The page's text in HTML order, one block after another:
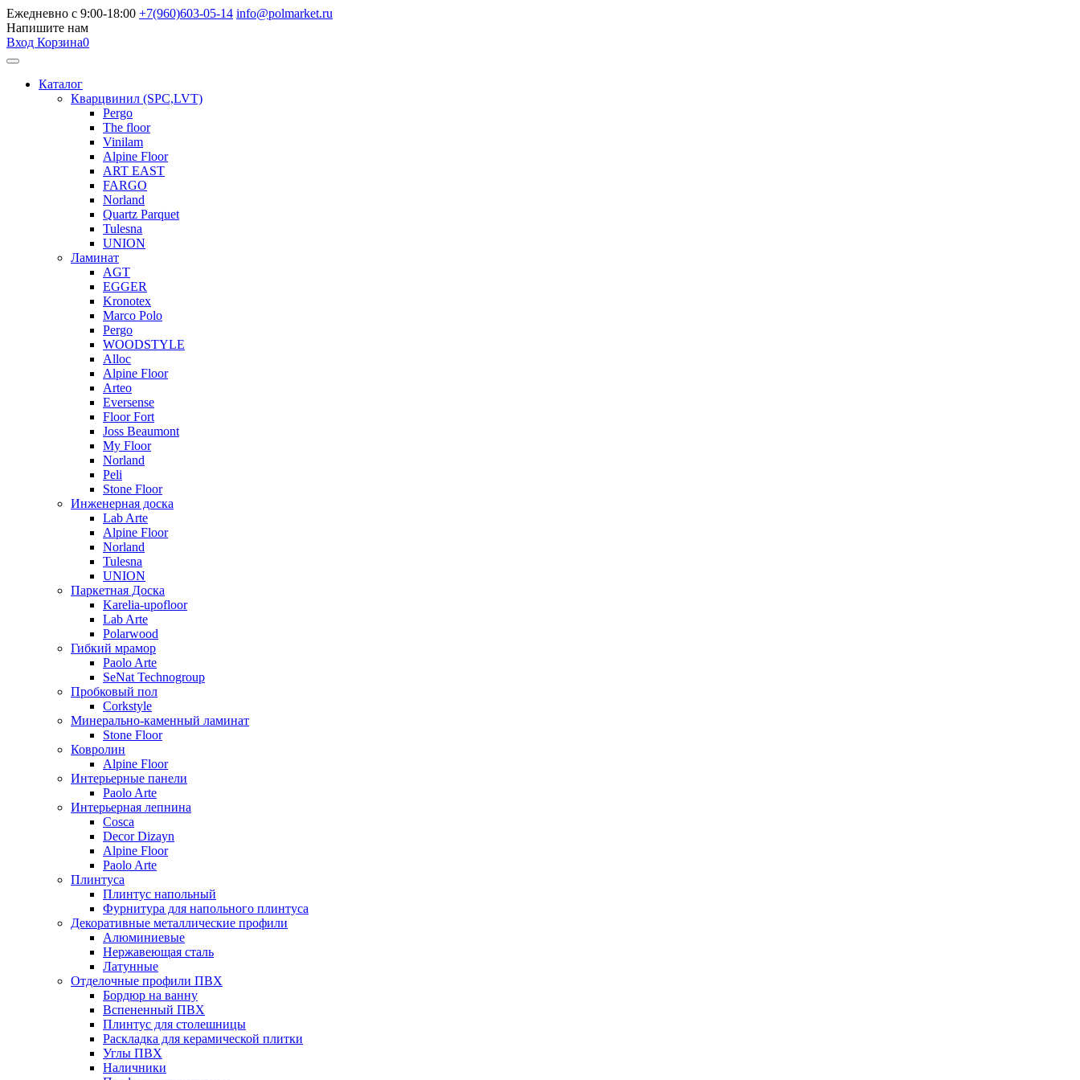
Ежедневно с 9:00-18:00 +7(960)603-05-14 info@polmarket.ru
Напишите нам
Вход Корзина0
Каталог
Кварцвинил (SPC,LVT)
Pergo
The floor
Vinilam
Alpine Floor
ART EAST
FARGO
Norland
Quartz Parquet
Tulesna
UNION
Ламинат
AGT
EGGER
Kronotex
Marco Polo
Pergo
WOODSTYLE
Alloc
Alpine Floor
Arteo
Eversense
Floor Fort
Joss Beaumont
My Floor
Norland
Peli
Stone Floor
Инженерная доска
Lab Arte
Alpine Floor
Norland
Tulesna
UNION
Паркетная Доска
Karelia-upofloor
Lab Arte
Polarwood
Гибкий мрамор
Paolo Arte
SeNat Technogroup
Пробковый пол
Corkstyle
Минерально-каменный ламинат
Stone Floor
Ковролин
Alpine Floor
Интерьерные панели
Paolo Arte
Интерьерная лепнина
Cosca
Decor Dizayn
Alpine Floor
Paolo Arte
Плинтуса
Плинтус напольный
Фурнитура для напольного плинтуса
Декоративные металлические профили
Алюминиевые
Нержавеющая сталь
Латунные
Отделочные профили ПВХ
Бордюр на ванну
Вспененный ПВХ
Плинтус для столешницы
Раскладка для керамической плитки
Углы ПВХ
Наличники